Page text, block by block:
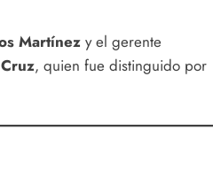
Martínez y el gerente
, quien fue distinguido por